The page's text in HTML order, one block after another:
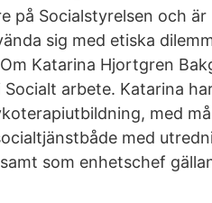
på Socialstyrelsen och
sig med etiska
Katarina Hjortgren
arbete. Katarina
med
med
som enhetschef